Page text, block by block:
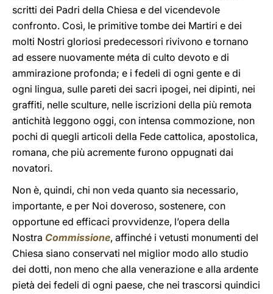
scritti dei Padri della Chiesa e del vicendevole
confronto. Così, le primitive tombe dei Martiri e dei
molti Nostri gloriosi predecessori rivivono e tornano
ad essere nuovamente méta di culto devoto e di
ammirazione profonda; e i fedeli di ogni gente e di
ogni lingua, sulle pareti dei sacri ipogei, nei dipinti, nei
graffiti, nelle sculture, nelle iscrizioni della più remota
antichità leggono oggi, con intensa commozione, non
pochi di quegli articoli della Fede cattolica, apostolica,
romana, che più acremente furono oppugnati dai
novatori.
Non è, quindi, chi non veda quanto sia necessario,
importante, e per Noi doveroso, sostenere, con
opportune ed efficaci provvidenze, l’opera della
Nostra Commissione, affinché i vetusti monumenti del
Chiesa siano conservati nel miglior modo allo studio
dei dotti, non meno che alla venerazione e alla ardente
pietà dei fedeli di ogni paese, che nei trascorsi quindici